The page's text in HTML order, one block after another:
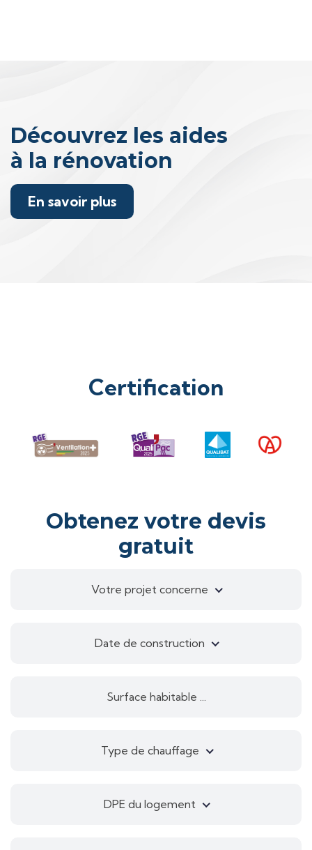
Découvrez les aides
à la rénovation
En savoir plus
Certification
Obtenez votre devis
gratuit
Votre projet concerne
Date de construction
Type de chauffage
DPE du logement